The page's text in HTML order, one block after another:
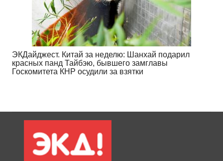
ЭКДайджест. Китай за неделю: Шанхай подарил
красных панд Тайбэю, бывшего замглавы
Госкомитета КНР осудили за взятки